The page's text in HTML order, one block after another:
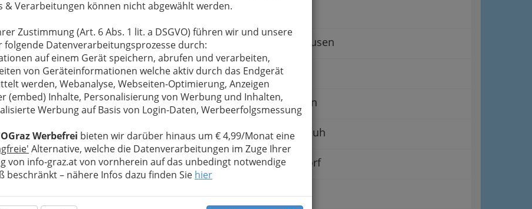
& Verarbeitungen können nicht abgewählt werden.
Zustimmung (Art. 6 Abs. 1 lit. a DSGVO) führen wir und unsere
folgende Datenverarbeitungsprozesse durch:
auf einem Gerät speichern, abrufen und verarbeiten,
von Geräteinformationen welche aktiv durch das Endgerät
werden, Webanalyse, Webseiten-Optimierung, Anzeigen
(embed) Inhalte, Personalisierung von Werbung und Inhalten,
Werbung auf Basis von Login-Daten, Werbeerfolgsmessung
Werbefrei bieten wir darüber hinaus um € 4,99/Monat eine
Alternative, welche die Datenverarbeitungen im Zuge Ihrer
von info-graz.at von vornherein auf das unbedingt notwendige
beschränkt – nähere Infos dazu finden Sie hier
Ehrenhausen
Gamlitz
Großklein
Heimschuh
Hitzendorf